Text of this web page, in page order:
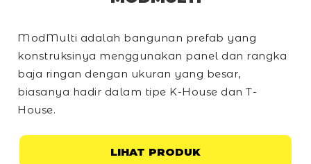
ModMulti adalah bangunan prefab yang
konstruksinya menggunakan panel dan rangka
baja ringan dengan ukuran yang besar,
biasanya hadir dalam tipe K-House dan T-
House.
LIHAT PRODUK